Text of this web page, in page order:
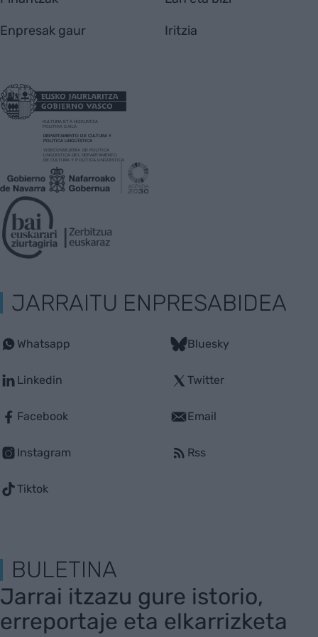
Enpresak gaur Iritzia
JARRAITU ENPRESABIDEA
Whatsapp
Linkedin
Facebook
Instagram
Tiktok
Bluesky
Twitter
Email
Rss
BULETINA
Jarrai itzazu gure istorio,
erreportaje eta elkarrizketa